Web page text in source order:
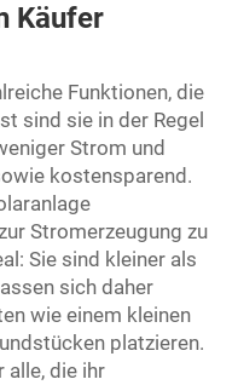
Käufer
Funktionen, die
sind sie in der Regel
Strom und
kostensparend.
Stromerzeugung zu
Sie sind kleiner als
sich daher
wie einem kleinen
platzieren.
alle, die ihr